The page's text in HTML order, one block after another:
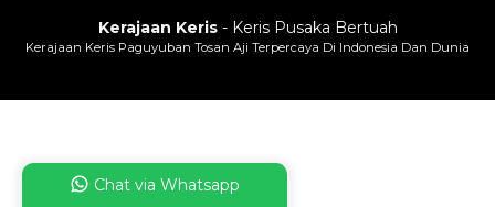
Kerajaan Keris- Keris Pusaka Bertuah
Kerajaan Keris Paguyuban Tosan Aji Terpercaya Di Indonesia Dan Dunia
Chat via Whatsapp